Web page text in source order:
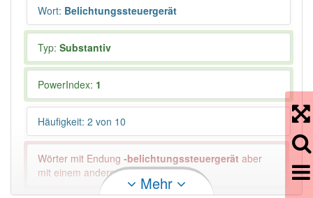
Wort: Belichtungssteuergerät
Typ: Substantiv
PowerIndex: 1
Häufigkeit: 2 von 10
Wörter mit Endung -belichtungssteuergerät aber
mit einem anderen Artikel: -1
Mehr